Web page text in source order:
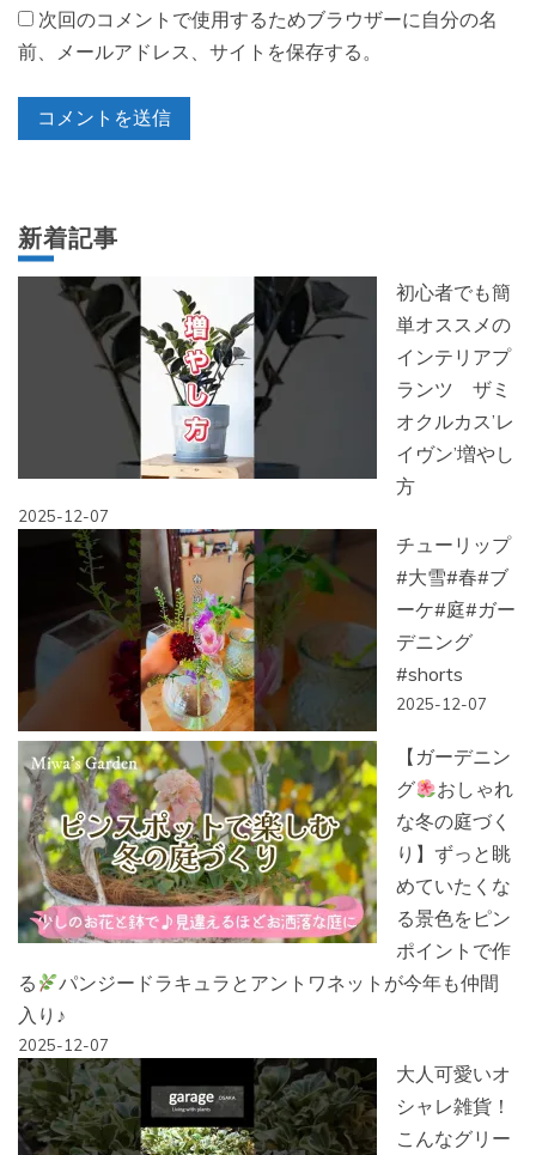
次回のコメントで使用するためブラウザーに自分の名
前、メールアドレス、サイトを保存する。
新着記事
初心者でも簡
単オススメの
インテリアプ
ランツ ザミ
オクルカス’レ
イヴン’増やし
方
2025-12-07
チューリップ
#大雪#春#ブ
ーケ#庭#ガー
デニング
#shorts
2025-12-07
【ガーデニン
グ
おしゃれ
な冬の庭づく
り】ずっと眺
めていたくな
る景色をピン
ポイントで作
る
パンジードラキュラとアントワネットが今年も仲間
入り♪
2025-12-07
大人可愛いオ
シャレ雑貨！
こんなグリー